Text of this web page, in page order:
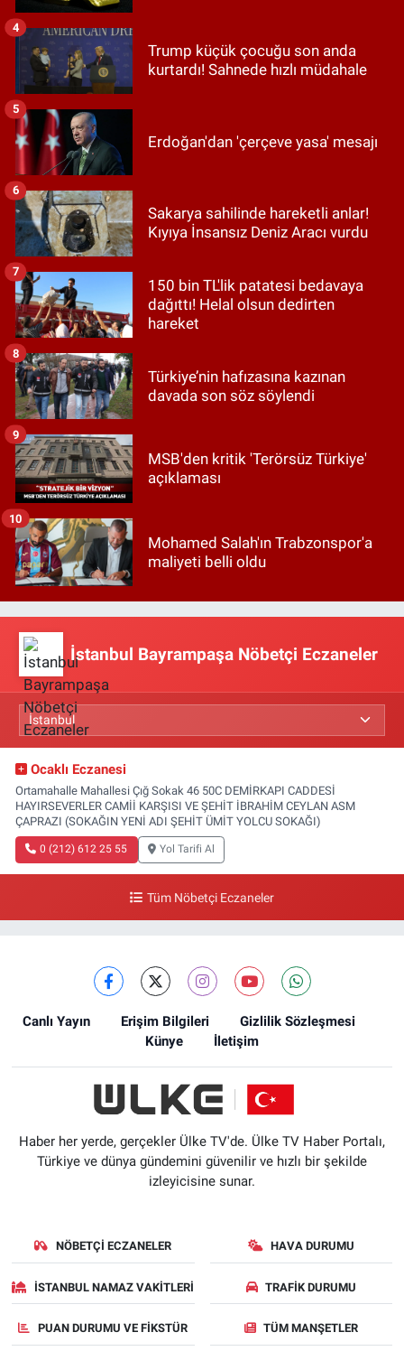
Trump küçük çocuğu son anda
kurtardı! Sahnede hızlı müdahale
4
Erdoğan'dan 'çerçeve yasa' mesajı
5
Sakarya sahilinde hareketli anlar!
Kıyıya İnsansız Deniz Aracı vurdu
6
150 bin TL'lik patatesi bedavaya
dağıttı! Helal olsun dedirten
hareket
7
Türkiye’nin hafızasına kazınan
davada son söz söylendi
8
MSB'den kritik 'Terörsüz Türkiye'
açıklaması
9
Mohamed Salah'ın Trabzonspor'a
maliyeti belli oldu
10
İstanbul Bayrampaşa Nöbetçi Eczaneler
Ocaklı Eczanesi
Ortamahalle Mahallesi Çığ Sokak 46 50C DEMİRKAPI CADDESİ
HAYIRSEVERLER CAMİİ KARŞISI VE ŞEHİT İBRAHİM CEYLAN ASM
ÇAPRAZI (SOKAĞIN YENİ ADI ŞEHİT ÜMİT YOLCU SOKAĞI)
0 (212) 612 25 55 Yol Tarifi Al
Tüm Nöbetçi Eczaneler
Canlı Yayın Erişim Bilgileri
Gizlilik Sözleşmesi
Künye
İletişim
Haber her yerde, gerçekler Ülke TV'de. Ülke TV Haber Portalı,
Türkiye ve dünya gündemini güvenilir ve hızlı bir şekilde
izleyicisine sunar.
NÖBETÇI ECZANELER HAVA DURUMU
İSTANBUL NAMAZ VAKITLERI TRAFIK DURUMU
PUAN DURUMU VE FIKSTÜR TÜM MANŞETLER